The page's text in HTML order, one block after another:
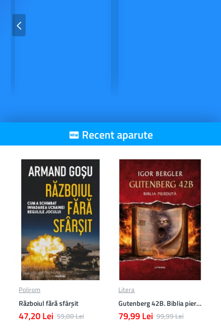
Recent aparute
Polirom
Războiul fără sfârşit
47,20 Lei 59,00 Lei
Litera
Gutenberg 42B. Biblia pierduta
79,99 Lei 99,99 Lei